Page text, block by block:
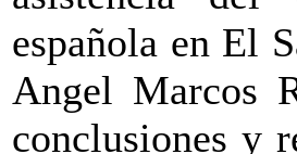
española en El
Angel Marcos
conclusiones y